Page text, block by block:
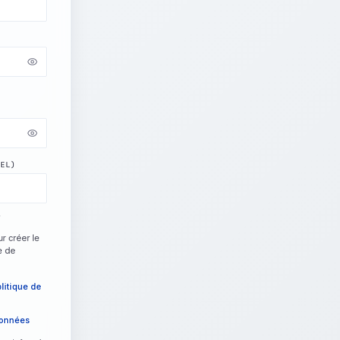
créer le
de
de